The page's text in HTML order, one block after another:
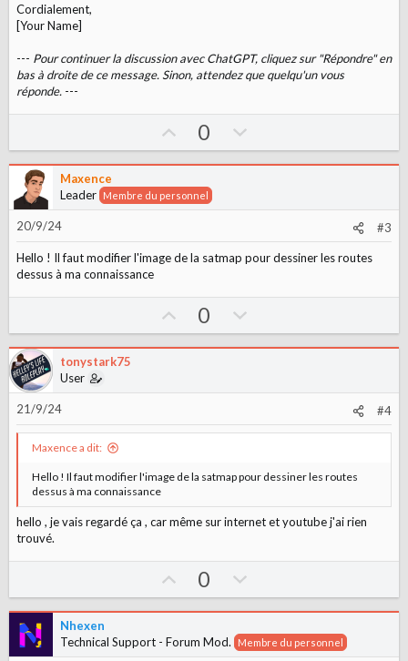
Cordialement,
[Your Name]
--- Pour continuer la discussion avec ChatGPT, cliquez sur "Répondre" en
bas à droite de ce message. Sinon, attendez que quelqu'un vous
réponde. ---
p
v
o
t
e
0
o
w
v
o
t
Maxence
Leader
Membre du personnel
20/9/24 #3
Hello ! Il faut modifier l'image de la satmap pour dessiner les routes
dessus à ma connaissance
p
v
t
e
0
o
w
v
o
t
tonystark75
User
21/9/24 #4
Maxence a dit:
Hello ! Il faut modifier l'image de la satmap pour dessiner les routes
dessus à ma connaissance
hello , je vais regardé ça , car même sur internet et youtube j'ai rien
trouvé.
p
v
o
0
o
w
n
Nhexen
Technical Support - Forum Mod.
Membre du personnel